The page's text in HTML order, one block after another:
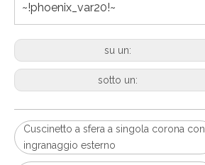
~!phoenix_var20!~
su un:
sotto un:
Cuscinetto a sfera a singola corona con
ingranaggio esterno